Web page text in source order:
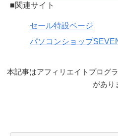
■関連サイト
セール特設ページ
パソコンショップ
本記事はアフィリエイトプログ
があり